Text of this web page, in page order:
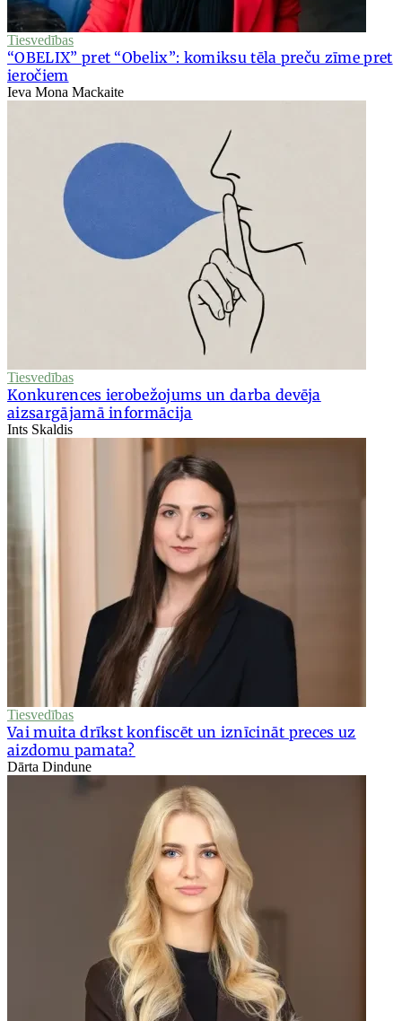
Tiesvedības
“OBELIX” pret “Obelix”: komiksu tēla preču zīme pret
ieročiem
Ieva Mona Mackaite
Tiesvedības
Konkurences ierobežojums un darba devēja
aizsargājamā informācija
Ints Skaldis
Tiesvedības
Vai muita drīkst konfiscēt un iznīcināt preces uz
aizdomu pamata?
Dārta Dindune